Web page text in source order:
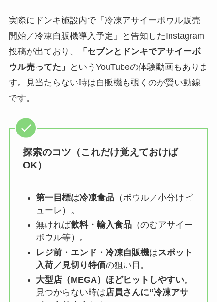
実際にドンキ施設内で「冷凍アサイーボウル販売
開始／冷凍自販機導入予定」と告知したInstagram
投稿が出ており、
「セブンとドンキでアサイーボ
ウル売ってた」
というYouTubeの体験動画もありま
す。見当たらない時は自販機も覗くのが賢い動線
です。
探索のコツ（これだけ覚えておけば
OK）
第一目標は冷凍食品（ボウル／小分けピ
ューレ）。
無ければ飲料・輸入食品（のむアサイー
ボウル等）。
レジ前・エンド・冷凍自販機はスポット
入荷／見切り特価の狙い目。
大型店（MEGA）ほどヒットしやすい。
見つからない時は店員さんに“冷凍アサ